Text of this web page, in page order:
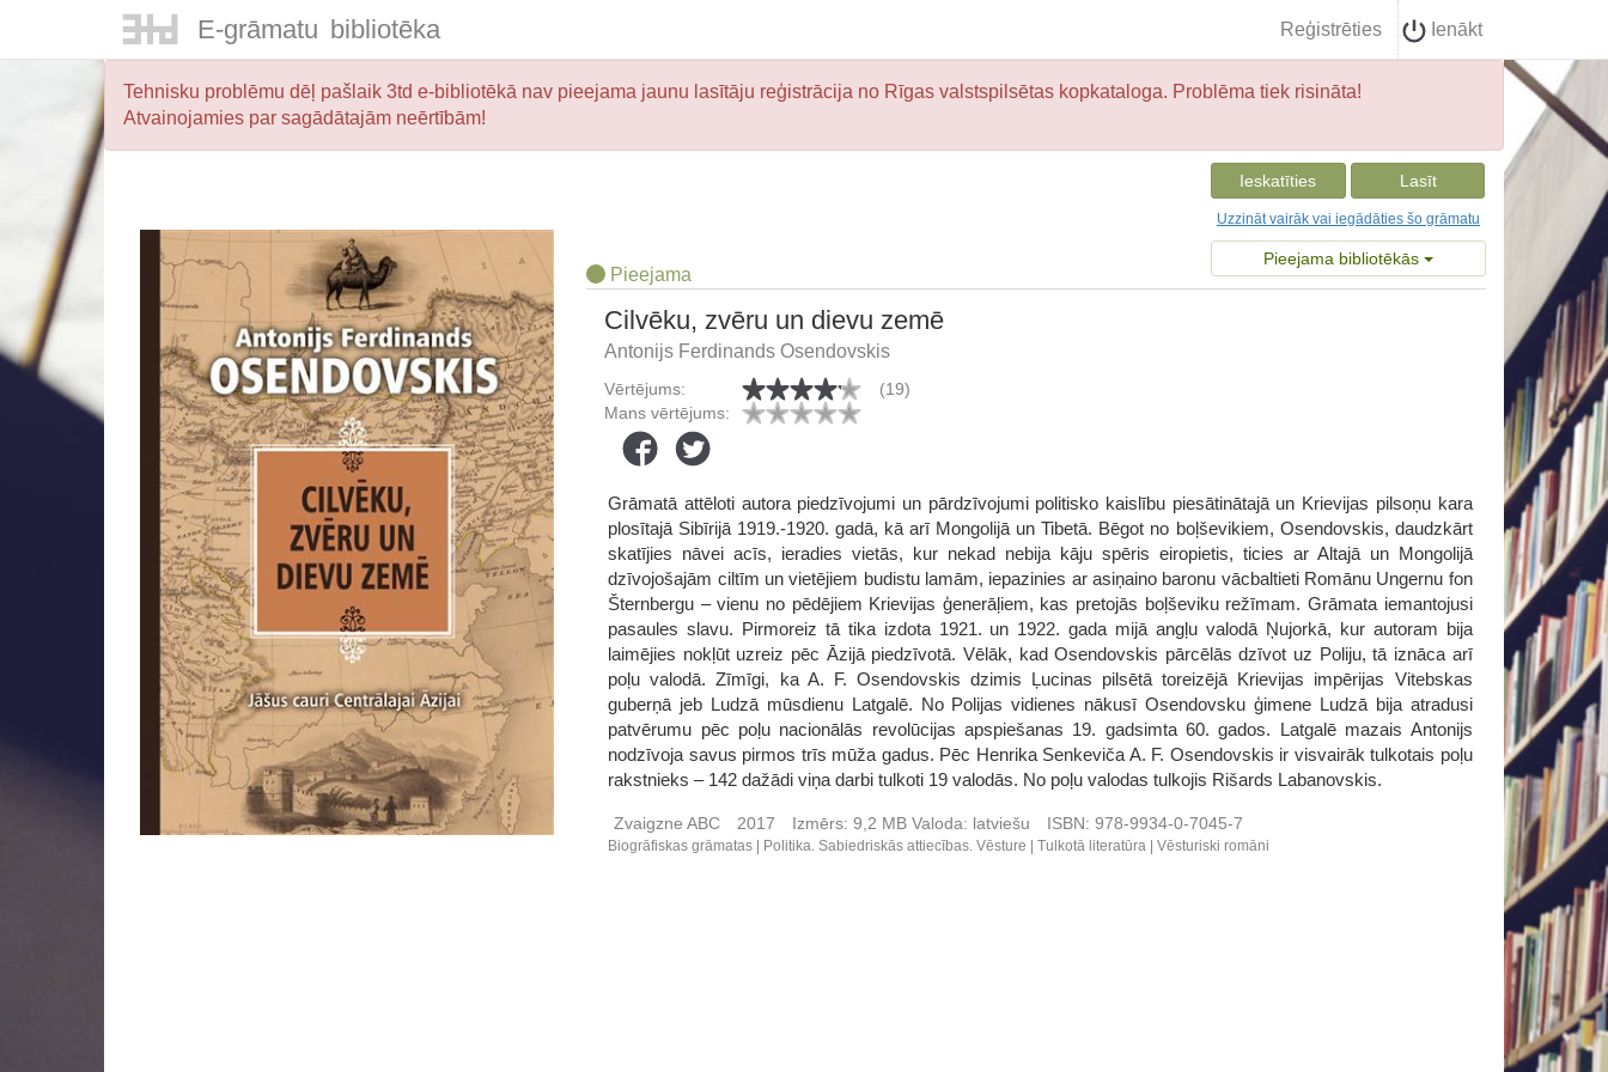
E-grāmatu bibliotēka Reģistrēties Ienākt
Tehnisku problēmu dēļ pašlaik 3td e-bibliotēkā nav pieejama jaunu lasītāju reģistrācija no Rīgas valstspilsētas kopkataloga. Problēma tiek risināta!
Atvainojamies par sagādātajām neērtībām!
Ieskatīties Lasīt
Uzzināt vairāk vai iegādāties šo grāmatu
Pieejama bibliotēkās
Pieejama
Cilvēku, zvēru un dievu zemē
Antonijs Ferdinands Osendovskis
Vērtējums:
(19)
Mans vērtējums:
Grāmatā attēloti autora piedzīvojumi un pārdzīvojumi politisko kaislību piesātinātajā un Krievijas pilsoņu kara
plosītajā Sibīrijā 1919.-1920. gadā, kā arī Mongolijā un Tibetā. Bēgot no boļševikiem, Osendovskis, daudzkārt
skatījies nāvei acīs, ieradies vietās, kur nekad nebija kāju spēris eiropietis, ticies ar Altajā un Mongolijā
dzīvojošajām ciltīm un vietējiem budistu lamām, iepazinies ar asiņaino baronu vācbaltieti Romānu Ungernu fon
Šternbergu – vienu no pēdējiem Krievijas ģenerāļiem, kas pretojās boļševiku režīmam. Grāmata iemantojusi
pasaules slavu. Pirmoreiz tā tika izdota 1921. un 1922. gada mijā angļu valodā Ņujorkā, kur autoram bija
laimējies nokļūt uzreiz pēc Āzijā piedzīvotā. Vēlāk, kad Osendovskis pārcēlās dzīvot uz Poliju, tā iznāca arī
poļu valodā. Zīmīgi, ka A. F. Osendovskis dzimis Ļucinas pilsētā toreizējā Krievijas impērijas Vitebskas
guberņā jeb Ludzā mūsdienu Latgalē. No Polijas vidienes nākusī Osendovsku ģimene Ludzā bija atradusi
patvērumu pēc poļu nacionālās revolūcijas apspiešanas 19. gadsimta 60. gados. Latgalē mazais Antonijs
nodzīvoja savus pirmos trīs mūža gadus. Pēc Henrika Senkeviča A. F. Osendovskis ir visvairāk tulkotais poļu
rakstnieks – 142 dažādi viņa darbi tulkoti 19 valodās. No poļu valodas tulkojis Rišards Labanovskis.
Zvaigzne ABC 2017 Izmērs: 9,2 MBValoda: latviešu ISBN: 978-9934-0-7045-7
Biogrāfiskas grāmatas Politika. Sabiedriskās attiecības. Vēsture Tulkotā literatūra Vēsturiski romāni